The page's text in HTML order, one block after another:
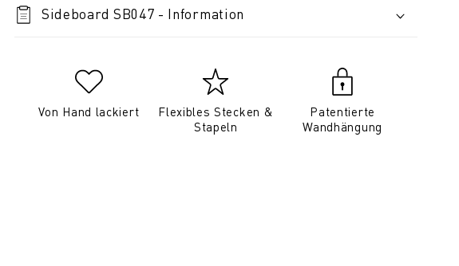
Sideboard SB047 - Information
Von Hand lackiert
Flexibles Stecken &
Stapeln
Patentierte
Wandhängung